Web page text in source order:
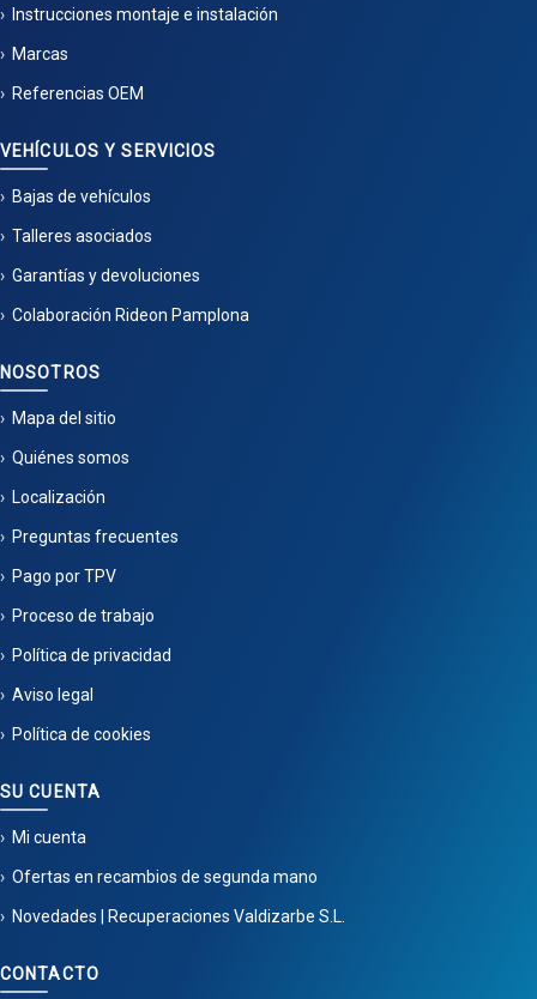
Instrucciones montaje e instalación
Marcas
Referencias OEM
VEHÍCULOS Y SERVICIOS
Bajas de vehículos
Talleres asociados
Garantías y devoluciones
Colaboración Rideon Pamplona
NOSOTROS
Mapa del sitio
Quiénes somos
Localización
Preguntas frecuentes
Pago por TPV
Proceso de trabajo
Política de privacidad
Aviso legal
Política de cookies
SU CUENTA
Mi cuenta
Ofertas en recambios de segunda mano
Novedades | Recuperaciones Valdizarbe S.L.
CONTACTO